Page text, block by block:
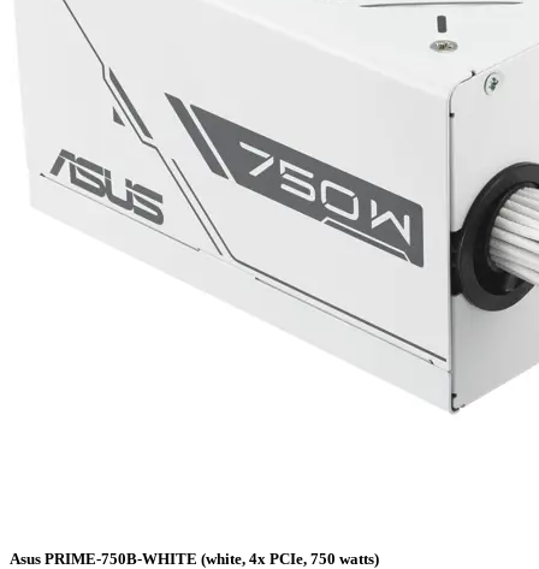
Asus PRIME-750B-WHITE (white, 4x PCIe, 750 watts)